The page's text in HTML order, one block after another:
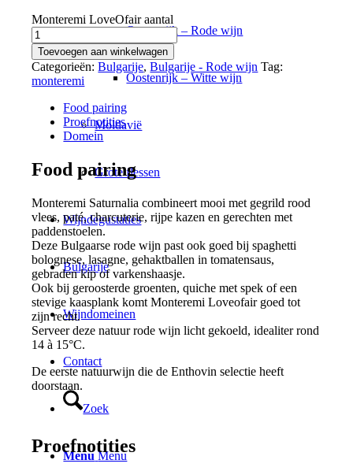
Oostenrijk – Rode wijn
Oostenrijk – Witte wijn
Moldavië
Grote flessen
Wijndegustaties
Bulgarije
Wijndomeinen
Contact
Zoek
Menu Menu
Monteremi LoveOfair aantal
Toevoegen aan winkelwagen
Categorieën:Bulgarije,Bulgarije - Rode wijn Tag:
monteremi
Food pairing
Proefnotities
Domein
Food pairing
Monteremi Saturnalia combineert mooi met gegrild rood
vlees, paté, charcuterie, rijpe kazen en gerechten met
paddenstoelen.
Deze Bulgaarse rode wijn past ook goed bij spaghetti
bolognese, lasagne, gehaktballen in tomatensaus,
gebraden kip of varkenshaasje.
Ook bij geroosterde groenten, quiche met spek of een
stevige kaasplank komt Monteremi Loveofair goed tot
zijn recht.
Serveer deze natuur rode wijn licht gekoeld, idealiter rond
14 à 15°C.
De eerste natuurwijn die de Enthovin selectie heeft
doorstaan.
Proefnotities